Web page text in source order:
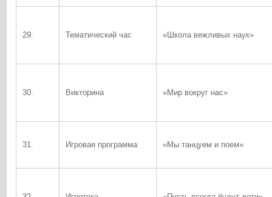
29. Тематический час «Школа вежливых наук»
30. Викторина «Мир вокруг нас»
31. Игровая программа «Мы танцуем и поем»